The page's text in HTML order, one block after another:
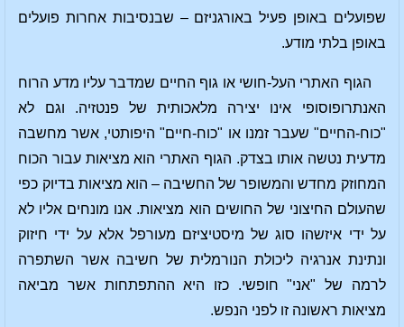
שפועלים באופן פעיל באורגניזם – שבנסיבות אחרות פועלים
באופן בלתי מודע.
הגוף האתרי העל-חושי או גוף החיים שמדבר עליו מדע הרוח
האנתרופוסופי אינו יצירה מלאכותית של פנטזיה. וגם לא
"כוח-החיים" שעבר זמנו או "כוח-חיים" היפותטי, אשר מחשבה
מדעית נטשה אותו בצדק. הגוף האתרי הוא מציאות עבור הכוח
המחוזק מחדש והמשופר של החשיבה – הוא מציאות בדיוק כפי
שהעולם החיצוני של החושים הוא מציאות. אנו מונחים אליו לא
על ידי איזשהו סוג של מיסטיציזם מעורפל אלא על ידי חיזוק
ונתינת אנרגיה ליכולת הנורמלית של חשיבה אשר השתפרה
לרמה של "אני" חופשי. כזו היא ההתפתחות אשר מביאה
מציאות ראשונה זו לפני הנפש.